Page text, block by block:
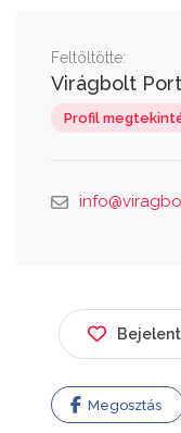
Feltöltötte:
Virágbolt
Profil
Megosztás